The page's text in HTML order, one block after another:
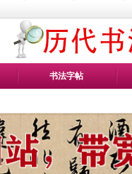
书法字帖